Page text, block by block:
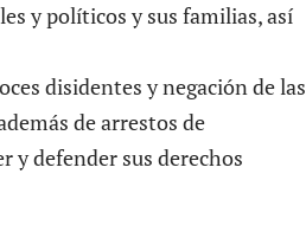
y políticos y sus familias, así
disidentes y negación de las
de arrestos de
y defender sus derechos